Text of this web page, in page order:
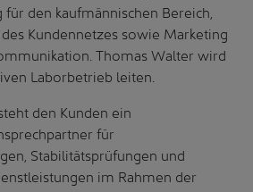
den kaufmännischen Bereich,
Kundennetzes sowie Marketing
Thomas Walter wird
Laborbetrieb leiten.
den Kunden ein
für
Stabilitätsprüfungen und
im Rahmen der